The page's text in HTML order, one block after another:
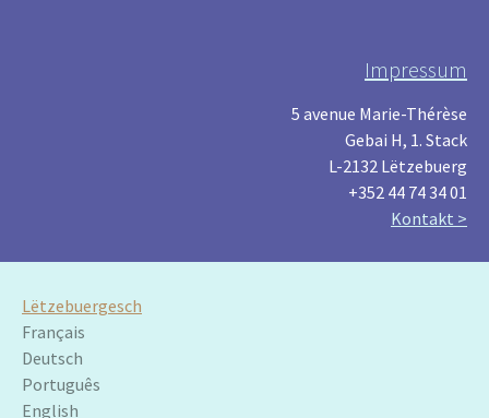
Impressum
5 avenue Marie-Thérèse
Gebai H, 1. Stack
L-2132 Lëtzebuerg
+352 44 74 34 01
Kontakt >
Lëtzebuergesch
Français
Deutsch
Português
English